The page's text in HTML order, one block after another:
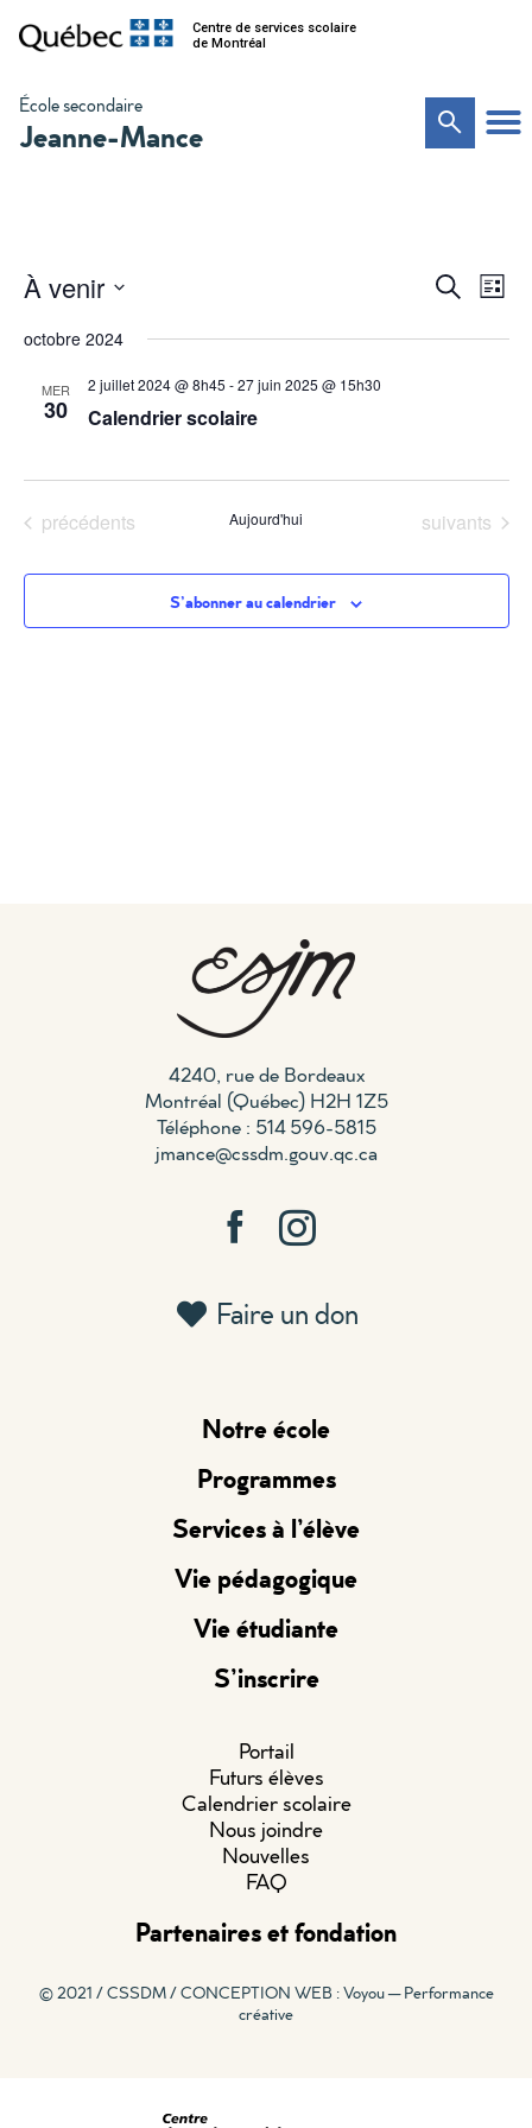
Centre de services scolaire
de Montréal
École secondaire
Jeanne-Mance
et
Recherche
de
Liste
À venir
une
octobre 2024
MER
30
2 juillet 2024 @ 8h45 -27 juin 2025 @ 15h30
Calendrier scolaire
Évènements
précédents Aujourd'hui Évènements
suivants
S’abonner au calendrier
4240, rue de Bordeaux
Montréal (Québec) H2H 1Z5
Téléphone : 514 596-5815
jmance@cssdm.gouv.qc.ca
Faire un don
Notre école
Programmes
Services à l’élève
Vie pédagogique
Vie étudiante
S’inscrire
Portail
Futurs élèves
Calendrier scolaire
Nous joindre
Nouvelles
FAQ
Partenaires et fondation
© 2021 / CSSDM /CONCEPTION WEB : Voyou — Performance
créative